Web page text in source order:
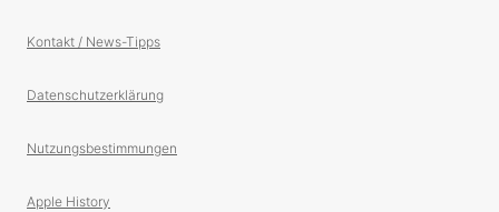
Kontakt / News-Tipps
Datenschutzerklärung
Nutzungsbestimmungen
Apple History